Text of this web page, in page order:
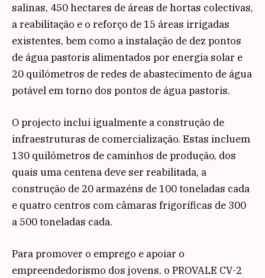
salinas, 450 hectares de áreas de hortas colectivas,
a reabilitação e o reforço de 15 áreas irrigadas
existentes, bem como a instalação de dez pontos
de água pastoris alimentados por energia solar e
20 quilómetros de redes de abastecimento de água
potável em torno dos pontos de água pastoris.
O projecto inclui igualmente a construção de
infraestruturas de comercialização. Estas incluem
130 quilómetros de caminhos de produção, dos
quais uma centena deve ser reabilitada, a
construção de 20 armazéns de 100 toneladas cada
e quatro centros com câmaras frigoríficas de 300
a 500 toneladas cada.
Para promover o emprego e apoiar o
empreendedorismo dos jovens, o PROVALE CV-2